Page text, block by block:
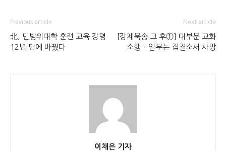
Previous article
北, 민방위대학 훈련 교육 강령
12년 만에 바꿨다
Next article
[강제북송 그 후①] 대부분 교화
소행…일부는 집결소서 사망
이채은 기자